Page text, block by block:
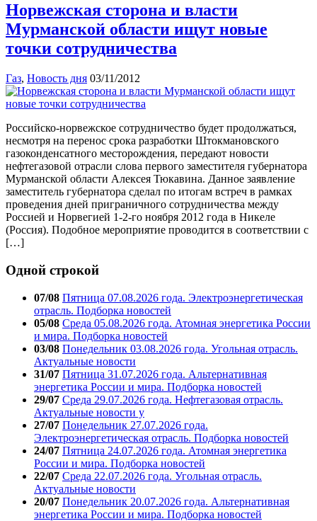
Норвежская сторона и власти
Мурманской области ищут новые
точки сотрудничества
Газ, Новость дня 03/11/2012
Российско-норвежское сотрудничество будет продолжаться,
несмотря на перенос срока разработки Штокмановского
газоконденсатного месторождения, передают новости
нефтегазовой отрасли слова первого заместителя губернатора
Мурманской области Алексея Тюкавина. Данное заявление
заместитель губернатора сделал по итогам встреч в рамках
проведения дней приграничного сотрудничества между
Россией и Норвегией 1-2-го ноября 2012 года в Никеле
(Россия). Подобное мероприятие проводится в соответствии с
[…]
Одной строкой
07/08 Пятница 07.08.2026 года. Электроэнергетическая
отрасль. Подборка новостей
05/08 Среда 05.08.2026 года. Атомная энергетика России
и мира. Подборка новостей
03/08 Понедельник 03.08.2026 года. Угольная отрасль.
Актуальные новости
31/07 Пятница 31.07.2026 года. Альтернативная
энергетика России и мира. Подборка новостей
29/07 Среда 29.07.2026 года. Нефтегазовая отрасль.
Актуальные новости у
27/07 Понедельник 27.07.2026 года.
Электроэнергетическая отрасль. Подборка новостей
24/07 Пятница 24.07.2026 года. Атомная энергетика
России и мира. Подборка новостей
22/07 Среда 22.07.2026 года. Угольная отрасль.
Актуальные новости
20/07 Понедельник 20.07.2026 года. Альтернативная
энергетика России и мира. Подборка новостей